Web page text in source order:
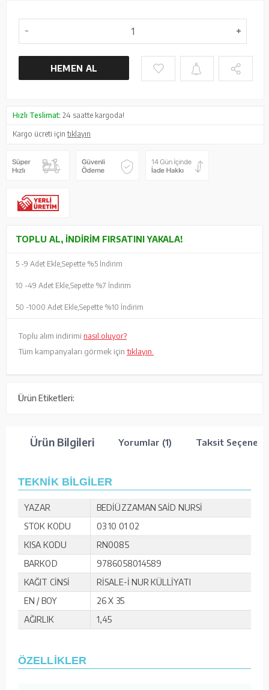
HEMEN AL
Hızlı Teslimat: 24 saatte kargoda!
Kargo ücreti içintıklayın
TOPLU AL, İNDIRIM FIRSATINI YAKALA!
5 -9 Adet Ekle, Sepette %5 İndirim
10 -49 Adet Ekle, Sepette %7 İndirim
50 -1000 Adet Ekle, Sepette %10 İndirim
Toplu alım indirimi nasıl oluyor?
Tüm kampanyaları görmek için tıklayın.
Ürün Etiketleri:
Ürün Bilgileri Yorumlar (1) Taksit
TEKNİK BİLGİLER
YAZAR
BEDİÜZZAMAN SAİD NURSİ
STOK KODU
03 10 01 02
KISA KODU
RN0085
BARKOD
9786058014589
KAĞIT CİNSİ
RİSALE-İ NUR KÜLLİYATI
EN / BOY
26 X 35
AĞIRLIK
1,45
ÖZELLİKLER